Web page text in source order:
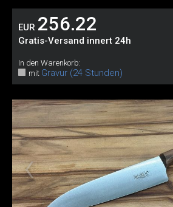
EUR 256.22
Gratis-Versand innert 24h
In den Warenkorb:
mit Gravur (24 Stunden)